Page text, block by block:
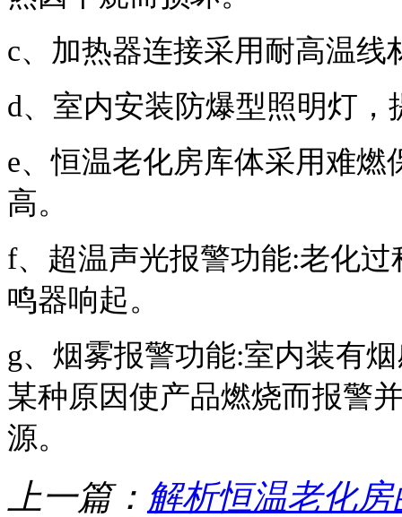
c、加热器连接采用耐高温线
d、室内安装防爆型照明灯
e、恒温老化房库体采用难
高。
f、超温声光报警功能:老化
鸣器响起。
g、烟雾报警功能:室内装有
某种原因使产品燃烧而报警
源。
上一篇： 解析恒温老化